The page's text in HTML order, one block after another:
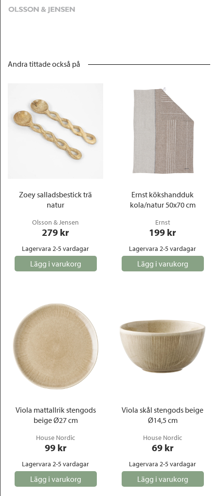
Andra tittade också på
Zoey salladsbestick trä
natur
Olsson & Jensen
279 kr
Lagervara 2-5 vardagar
Lägg i varukorg
Ernst kökshandduk
kola/natur 50x70 cm
Ernst
199 kr
Lagervara 2-5 vardagar
Lägg i varukorg
Viola mattallrik stengods
beige Ø27 cm
House Nordic
99 kr
Lagervara 2-5 vardagar
Lägg i varukorg
Viola skål stengods beige
Ø14,5 cm
House Nordic
69 kr
Lagervara 2-5 vardagar
Lägg i varukorg